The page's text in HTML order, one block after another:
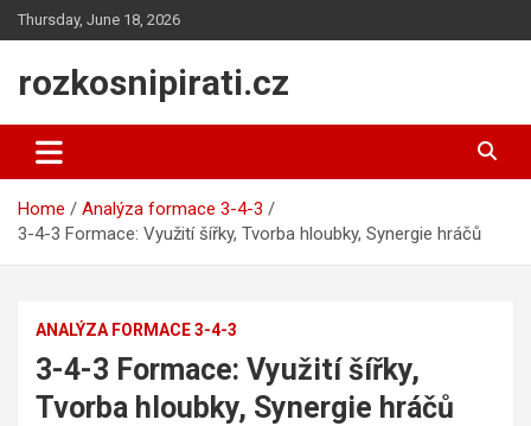
Skip
to
Thursday, June 18, 2026
rozkosnipirati.cz
Home
Analýza formace 3-4-3
3-4-3 Formace: Využití šířky, Tvorba hloubky, Synergie hráčů
ANALÝZA FORMACE 3-4-3
3-4-3 Formace: Využití šířky,
Tvorba hloubky, Synergie hráčů